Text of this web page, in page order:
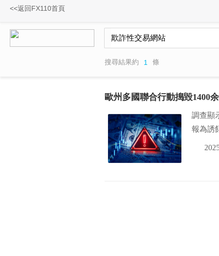
<<返回FX110首頁
搜尋結果約 1 條
歐州多國聯合行動搗毀1400
調查顯
報為誘